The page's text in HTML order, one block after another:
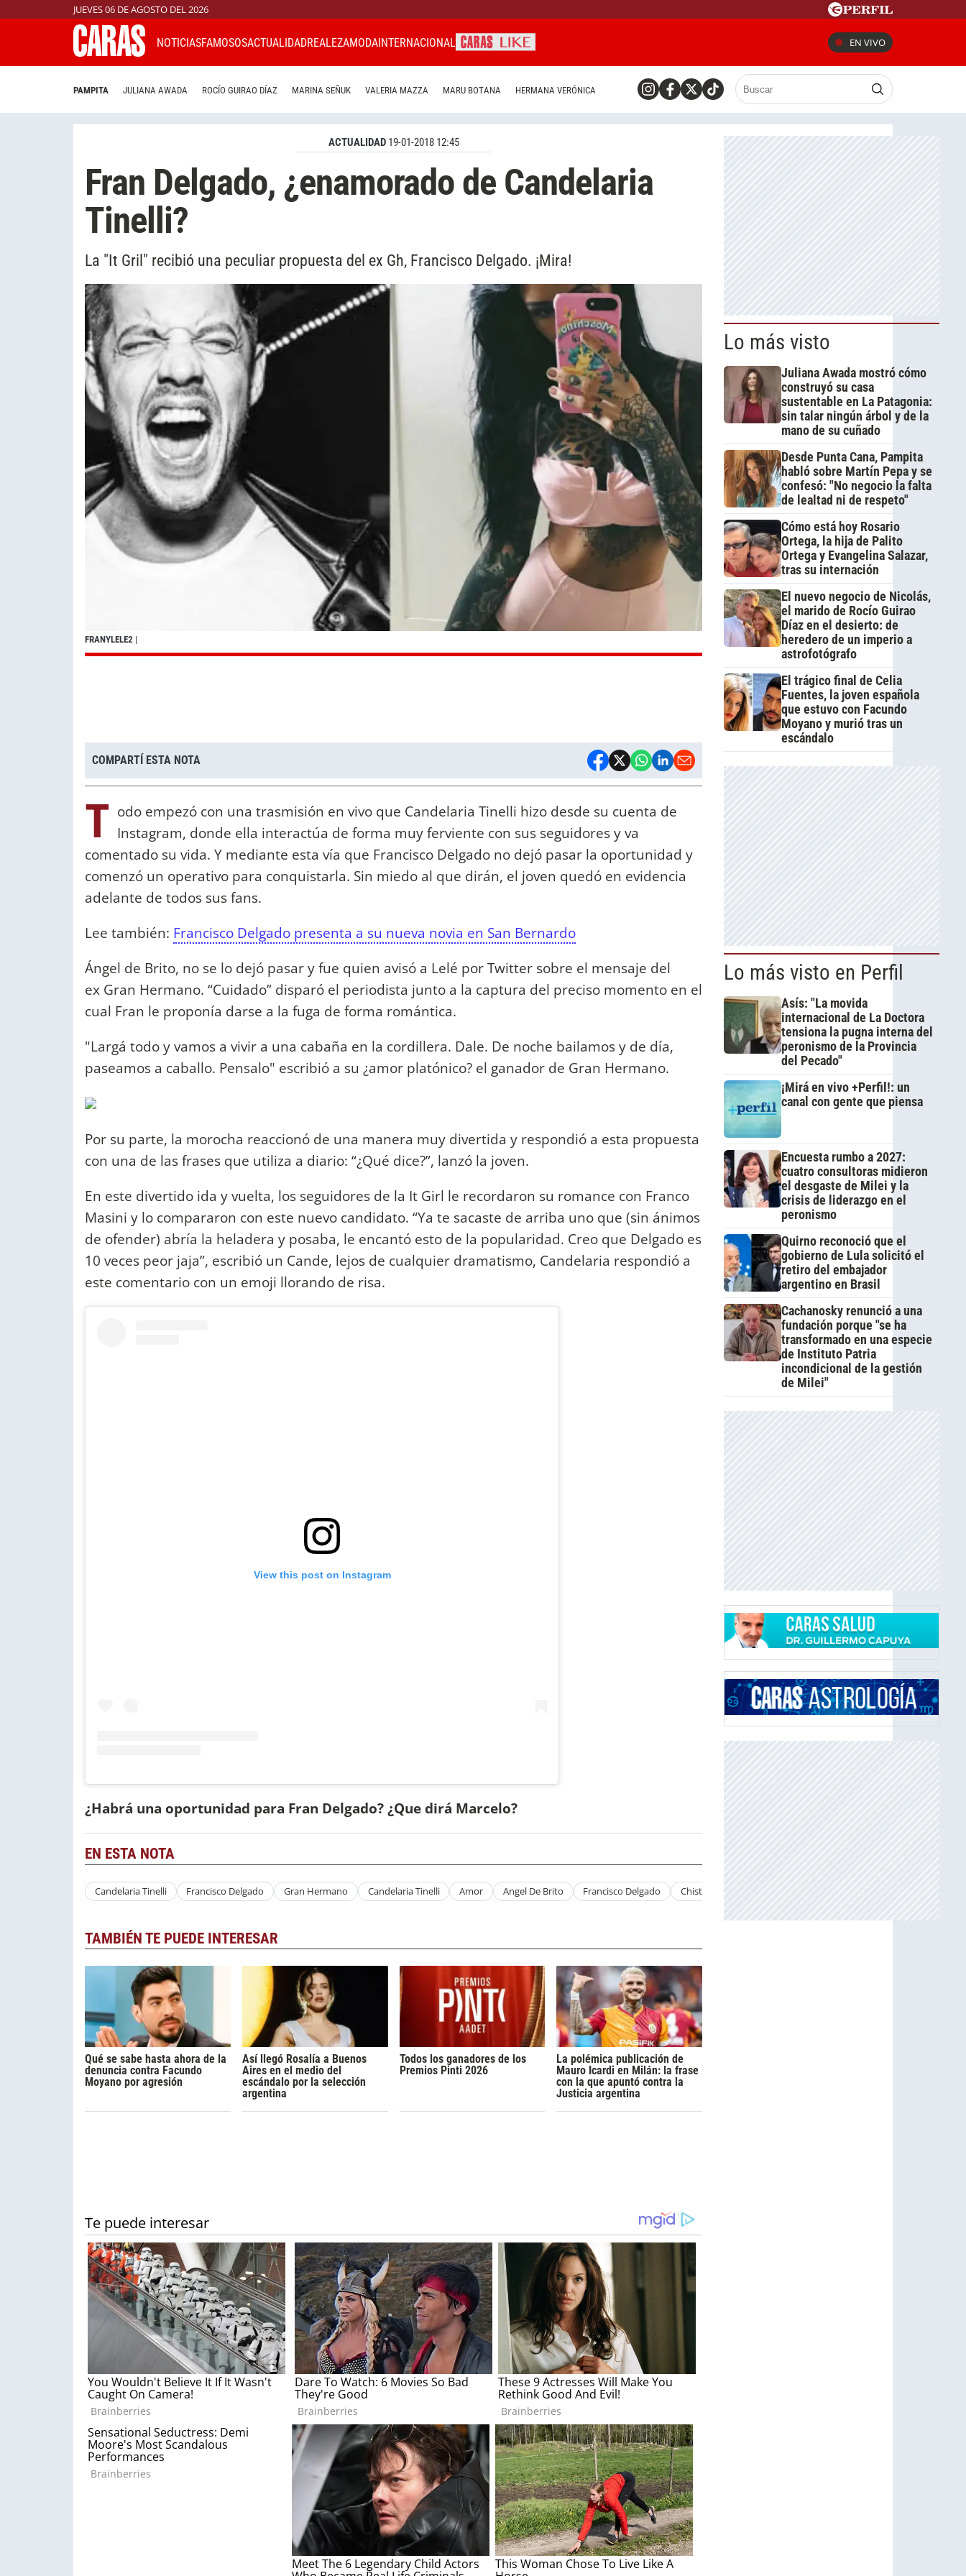
JUEVES 06 DE AGOSTO DEL 2026
NOTICIASFAMOSOSACTUALIDADREALEZAMODAINTERNACIONAL EN VIVO
PAMPITA JULIANA AWADA ROCÍO GUIRAO DÍAZ MARINA SEÑUK VALERIA MAZZA MARU BOTANA HERMANA VERÓNICA
ACTUALIDAD 19-01-2018 12:45
Fran Delgado, ¿enamorado de Candelaria
Tinelli?
La "It Gril" recibió una peculiar propuesta del ex Gh, Francisco Delgado. ¡Mira!
FRANYLELE2 |
COMPARTÍ ESTA NOTA
T odo empezó con una trasmisión en vivo que Candelaria Tinelli hizo desde su cuenta de
Instagram, donde ella interactúa de forma muy ferviente con sus seguidores y va
comentado su vida. Y mediante esta vía que Francisco Delgado no dejó pasar la oportunidad y
comenzó un operativo para conquistarla. Sin miedo al que dirán, el joven quedó en evidencia
adelante de todos sus fans.
Lee también: Francisco Delgado presenta a su nueva novia en San Bernardo
Ángel de Brito, no se lo dejó pasar y fue quien avisó a Lelé por Twitter sobre el mensaje del
ex Gran Hermano. “Cuidado” disparó el periodista junto a la captura del preciso momento en el
cual Fran le proponía darse a la fuga de forma romántica.
"Largá todo y vamos a vivir a una cabaña en la cordillera. Dale. De noche bailamos y de día,
paseamos a caballo. Pensalo" escribió a su ¿amor platónico? el ganador de Gran Hermano.
Por su parte, la morocha reaccionó de una manera muy divertida y respondió a esta propuesta
con una de las frases que utiliza a diario: “¿Qué dice?”, lanzó la joven.
En este divertido ida y vuelta, los seguidores de la It Girl le recordaron su romance con Franco
Masini y lo compararon con este nuevo candidato. “Ya te sacaste de arriba uno que (sin ánimos
de ofender) abría la heladera y posaba, le encantó esto de la popularidad. Creo que Delgado es
10 veces peor jaja”, escribió un Cande, lejos de cualquier dramatismo, Candelaria respondió a
este comentario con un emoji llorando de risa.
View this post on Instagram
¿Habrá una oportunidad para Fran Delgado? ¿Que dirá Marcelo?
EN ESTA NOTA
Candelaria Tinelli Francisco Delgado Gran Hermano Candelaria Tinelli Amor Angel De Brito Francisco Delgado Chiste Propuesta Fmarcelo Tinelli Amor Platonico
TAMBIÉN TE PUEDE INTERESAR
Qué se sabe hasta ahora de la
denuncia contra Facundo
Moyano por agresión
Así llegó Rosalía a Buenos
Aires en el medio del
escándalo por la selección
argentina
Todos los ganadores de los
Premios Pinti 2026
La polémica publicación de
Mauro Icardi en Milán: la frase
con la que apuntó contra la
Justicia argentina
Lo más visto
Juliana Awada mostró cómo
construyó su casa
sustentable en La Patagonia:
sin talar ningún árbol y de la
mano de su cuñado
Desde Punta Cana, Pampita
habló sobre Martín Pepa y se
confesó: "No negocio la falta
de lealtad ni de respeto"
Cómo está hoy Rosario
Ortega, la hija de Palito
Ortega y Evangelina Salazar,
tras su internación
El nuevo negocio de Nicolás,
el marido de Rocío Guirao
Díaz en el desierto: de
heredero de un imperio a
astrofotógrafo
El trágico final de Celia
Fuentes, la joven española
que estuvo con Facundo
Moyano y murió tras un
escándalo
Lo más visto en Perfil
Asís: "La movida
internacional de La Doctora
tensiona la pugna interna del
peronismo de la Provincia
del Pecado"
¡Mirá en vivo +Perfil!: un
canal con gente que piensa
Encuesta rumbo a 2027:
cuatro consultoras midieron
el desgaste de Milei y la
crisis de liderazgo en el
peronismo
Quirno reconoció que el
gobierno de Lula solicitó el
retiro del embajador
argentino en Brasil
Cachanosky renunció a una
fundación porque "se ha
transformado en una especie
de Instituto Patria
incondicional de la gestión
de Milei"